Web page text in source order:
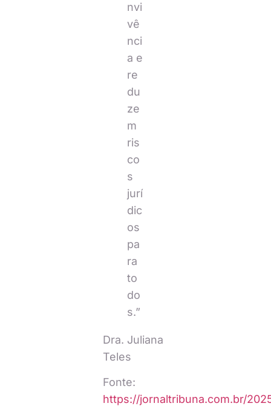
nvi
vê
nci
a e
re
du
ze
m
ris
co
s
jurí
dic
os
pa
ra
to
do
s.”
Dra. Juliana
Teles
Fonte:
https://jornaltribuna.com.br/